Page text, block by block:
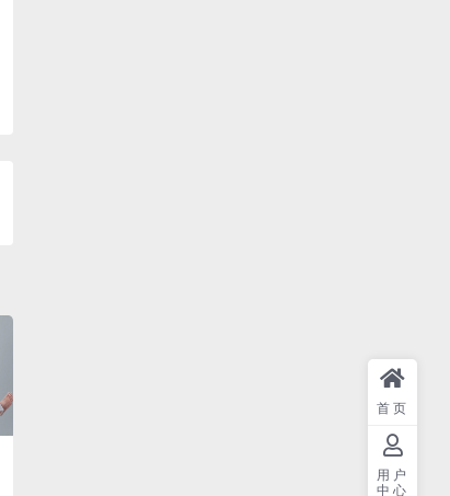
首页
用户
中心